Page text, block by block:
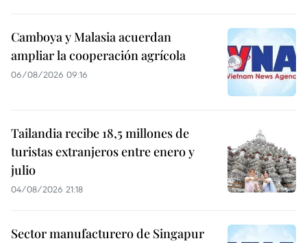
Camboya y Malasia acuerdan
ampliar la cooperación agrícola
06/08/2026 09:16
Tailandia recibe 18,5 millones de
turistas extranjeros entre enero y
julio
04/08/2026 21:18
Sector manufacturero de Singapur